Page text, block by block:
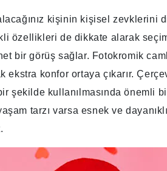
kişinin kişisel zevklerini
özellikleri de dikkate alarak
bir görüş sağlar. Fotokromik
konfor ortaya çıkarır.
şekilde kullanılmasında önemli
tarzı varsa esnek ve